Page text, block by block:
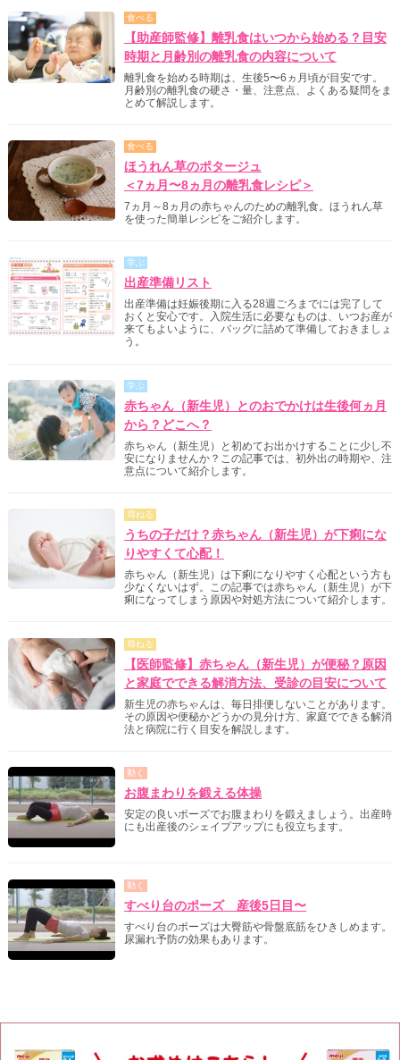
食べる
【助産師監修】離乳食はいつから始める？目安
時期と月齢別の離乳食の内容について
離乳食を始める時期は、生後5〜6ヵ月頃が目安です。
月齢別の離乳食の硬さ・量、注意点、よくある疑問をま
とめて解説します。
食べる
ほうれん草のポタージュ
＜7ヵ月〜8ヵ月の離乳食レシピ＞
7ヵ月～8ヵ月の赤ちゃんのための離乳食。ほうれん草
を使った簡単レシピをご紹介します。
学ぶ
出産準備リスト
出産準備は妊娠後期に入る28週ごろまでには完了して
おくと安心です。入院生活に必要なものは、いつお産が
来てもよいように、バッグに詰めて準備しておきましょ
う。
学ぶ
赤ちゃん（新生児）とのおでかけは生後何ヵ月
から？どこへ？
赤ちゃん（新生児）と初めてお出かけすることに少し不
安になりませんか？この記事では、初外出の時期や、注
意点について紹介します。
尋ねる
うちの子だけ？赤ちゃん（新生児）が下痢にな
りやすくて心配！
赤ちゃん（新生児）は下痢になりやすく心配という方も
少なくないはず。この記事では赤ちゃん（新生児）が下
痢になってしまう原因や対処方法について紹介します。
尋ねる
【医師監修】赤ちゃん（新生児）が便秘？原因
と家庭でできる解消方法、受診の目安について
新生児の赤ちゃんは、毎日排便しないことがあります。
その原因や便秘かどうかの見分け方、家庭でできる解消
法と病院に行く目安を解説します。
動く
お腹まわりを鍛える体操
安定の良いポーズでお腹まわりを鍛えましょう。出産時
にも出産後のシェイプアップにも役立ちます。
動く
すべり台のポーズ 産後5日目〜
すべり台のポーズは大臀筋や骨盤底筋をひきしめます。
尿漏れ予防の効果もあります。